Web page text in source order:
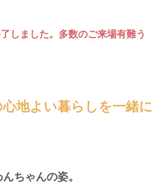
しました。多数のご来場有難う
地よい暮らしを一緒に
ちゃんの姿。